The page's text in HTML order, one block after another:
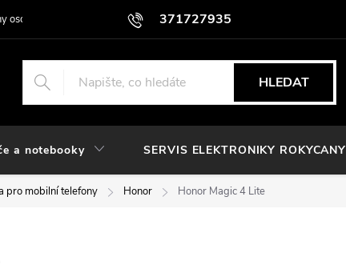
371727935
osobních údajů
HLEDAT
a notebooky SERVIS ELEKTRONIKY ROKYCANY
pro mobilní telefony Honor Honor Magic 4 Lite